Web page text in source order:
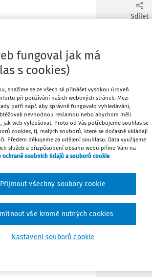
- mediátora -
obou stran (nelze
před nebo i
obsaženými
jedna ze stran zahájí
pomůže vyřešit
vztazích jen
zapsaným
jsou však strany
a mediátor je mohl
povinnosti je
sporu).
mediaci
povaze samotné
Sdílet
fungoval jak má
s cookies)
snažíme se ze všech sil přinášet vysokou úroveň
při používání našich webových stránek. Mezi
patří např. aby správně fungovalo vyhledávání,
nevhodnou reklamou nebo abychom měli
jak web vylepšovat. Proto od Vás potřebujeme souhlas se
cookies, tj. malých souborů, které se dočasně ukládají
Předem děkujeme za udělení souhlasu. Data využijeme
služeb a přizpůsobení obsahu webu přímo Vám na
ochraně osobních údajů a souborů cookie
Nastavení souborů cookie
vše kromě nutných cookies
Přijmout všechny soubory cookie